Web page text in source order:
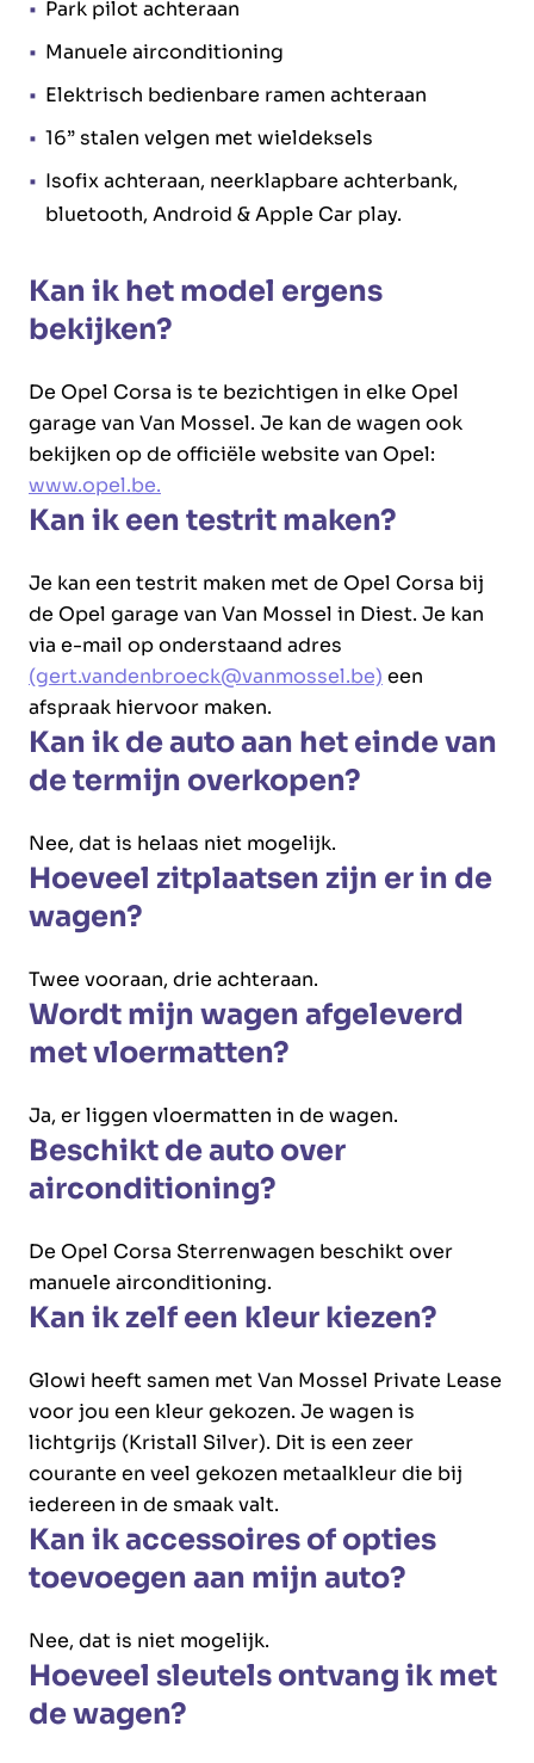
Park pilot achteraan
Manuele airconditioning
Elektrisch bedienbare ramen achteraan
16” stalen velgen met wieldeksels
Isofix achteraan, neerklapbare achterbank,
bluetooth, Android & Apple Car play.
Kan ik het model ergens
bekijken?
De Opel Corsa is te bezichtigen in elke Opel
garage van Van Mossel. Je kan de wagen ook
bekijken op de officiële website van Opel:
www.opel.be.
Kan ik een testrit maken?
Je kan een testrit maken met de Opel Corsa bij
de Opel garage van Van Mossel in Diest. Je kan
via e-mail op onderstaand adres
(gert.vandenbroeck@vanmossel.be) een
afspraak hiervoor maken.
Kan ik de auto aan het einde van
de termijn overkopen?
Nee, dat is helaas niet mogelijk.
Hoeveel zitplaatsen zijn er in de
wagen?
Twee vooraan, drie achteraan.
Wordt mijn wagen afgeleverd
met vloermatten?
Ja, er liggen vloermatten in de wagen.
Beschikt de auto over
airconditioning?
De Opel Corsa Sterrenwagen beschikt over
manuele airconditioning.
Kan ik zelf een kleur kiezen?
Glowi heeft samen met Van Mossel Private Lease
voor jou een kleur gekozen. Je wagen is
lichtgrijs (Kristall Silver). Dit is een zeer
courante en veel gekozen metaalkleur die bij
iedereen in de smaak valt.
Kan ik accessoires of opties
toevoegen aan mijn auto?
Nee, dat is niet mogelijk.
Hoeveel sleutels ontvang ik met
de wagen?